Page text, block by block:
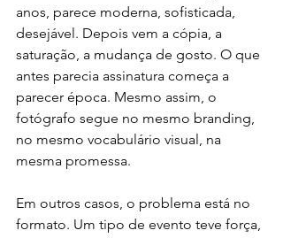
anos, parece moderna, sofisticada,
desejável. Depois vem a cópia, a
saturação, a mudança de gosto. O que
antes parecia assinatura começa a
parecer época. Mesmo assim, o
fotógrafo segue no mesmo branding,
no mesmo vocabulário visual, na
mesma promessa.
Em outros casos, o problema está no
formato. Um tipo de evento teve força,